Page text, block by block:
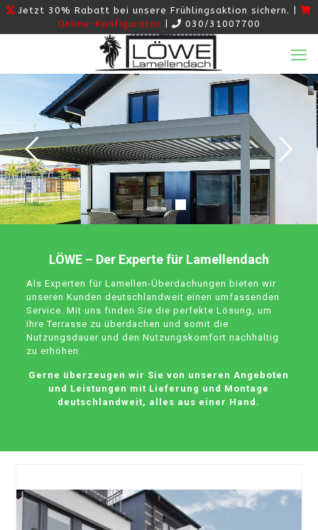
Jetzt 30% Rabatt bei unsere Frühlingsaktion sichern. |
Online-Konfigurator
030/31007700
LÖWE – Der Experte für Lamellendach
Als Experten für Lamellen-Überdachungen bieten wir
unseren Kunden deutschlandweit einen umfassenden
Service. Mit uns finden Sie die perfekte Lösung, um
Ihre Terrasse zu überdachen und somit die
Nutzungsdauer und den Nutzungskomfort nachhaltig
zu erhöhen.
Gerne überzeugen wir Sie von unseren Angeboten
und Leistungen mit Lieferung und Montage
deutschlandweit, alles aus einer Hand.